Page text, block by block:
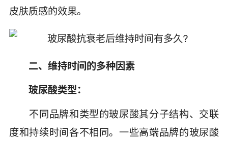
皮肤质感的效果。
二、维持时间的多种因素
玻尿酸类型：
不同品牌和类型的玻尿酸其分子结构、交联
度和持续时间各不相同。一些高端品牌的玻尿酸